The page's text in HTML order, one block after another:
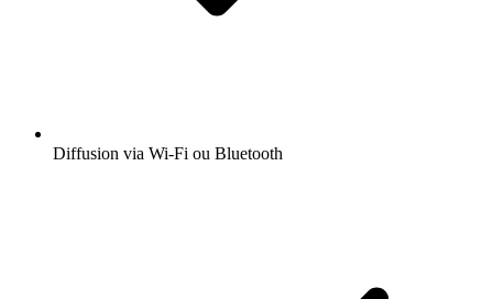
Diffusion via Wi-Fi ou Bluetooth